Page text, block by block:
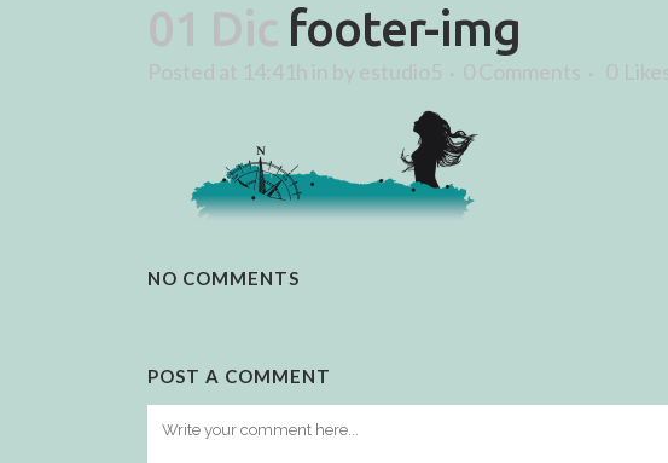
01 Dic footer-img
Posted at 14:41h in by estudio5 0 Comments 0
NO COMMENTS
POST A COMMENT